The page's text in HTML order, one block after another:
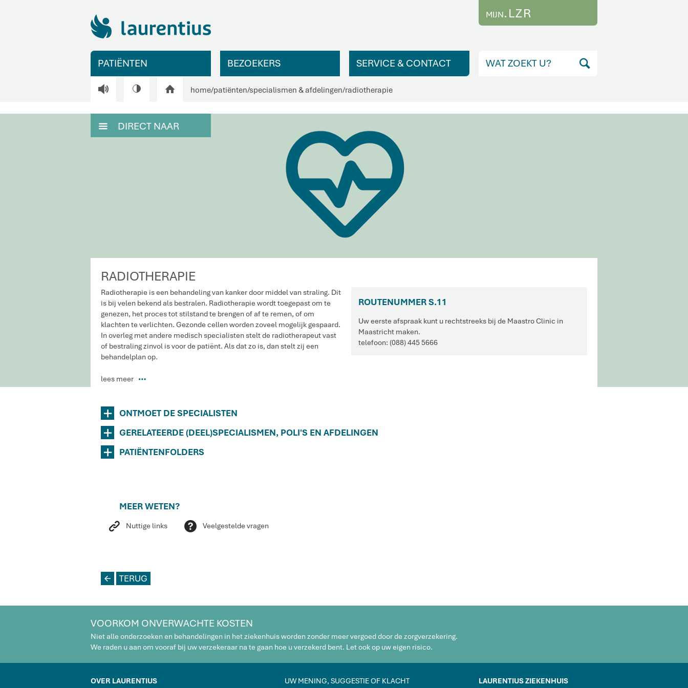
MIJN.LZR
PATIËNTEN BEZOEKERS SERVICE & CONTACT
V H home/patiënten/specialismen & afdelingen/radiotherapie
M DIRECT NAAR
RADIOTHERAPIE
ROUTENUMMER S.11
Uw eerste afspraak kunt u rechtstreeks bij de Maastro Clinic in
Maastricht maken.
telefoon: (088) 445 5666
Radiotherapie is een behandeling van kanker door middel van straling. Dit
is bij velen bekend als bestralen. Radiotherapie wordt toegepast om te
genezen, het proces tot stilstand te brengen of af te remen, of om
klachten te verlichten. Gezonde cellen worden zoveel mogelijk gespaard.
In overleg met andere medisch specialisten stelt de radiotherapeut vast
of bestraling zinvol is voor de patiënt. Als dat zo is, dan stelt zij een
behandelplan op.
lees meer P
+ ONTMOET DE SPECIALISTEN
+ GERELATEERDE (DEEL)SPECIALISMEN, POLI'S EN AFDELINGEN
+ PATIËNTENFOLDERS
MEER WETEN?
a Nuttige links Q Veelgestelde vragen
L TERUG
VOORKOM ONVERWACHTE KOSTEN
Niet alle onderzoeken en behandelingen in het ziekenhuis worden zonder meer vergoed door de zorgverzekering.
We raden u aan om vooraf bij uw verzekeraar na te gaan hoe u verzekerd bent. Let ook op uw eigen risico.
OVER LAURENTIUS UW MENING, SUGGESTIE OF KLACHT LAURENTIUS ZIEKENHUIS